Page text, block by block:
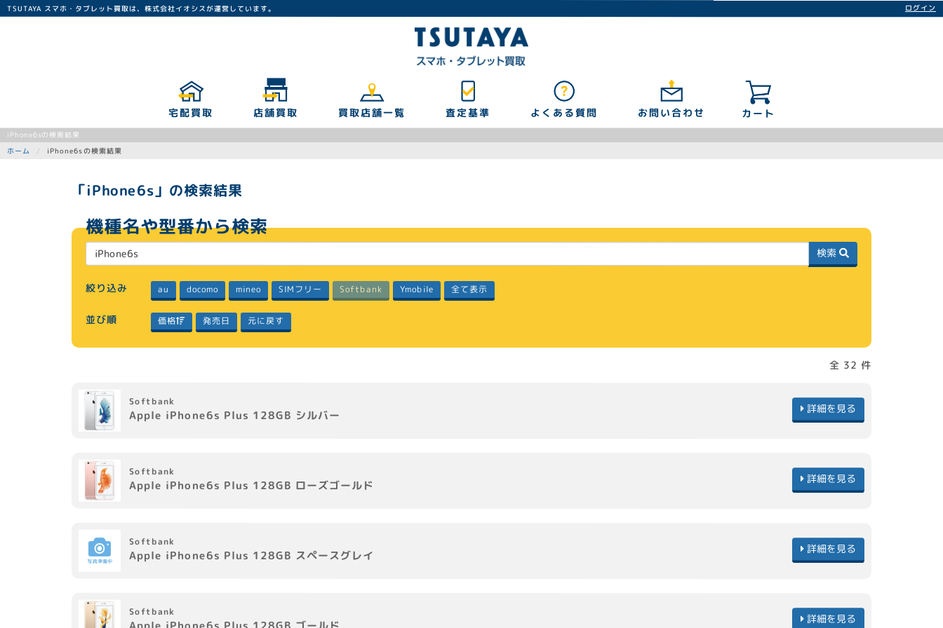
TSUTAYA スマホ・タブレット買取は、株式会社イオシスが運営しています。
カート
宅配買取 店舗買取 買取店舗一覧 査定基準 よくある質問 お問い合わせ
ログイン
iPhone6sの検索結果
ホーム iPhone6sの検索結果
「iPhone6s」の検索結果
機種名や型番から検索
検索
絞り込み au docomo mineo SIMフリー Softbank Ymobile 全て表示
並び順 価格 発売日 元に戻す
全 32 件
Softbank
Apple iPhone6s Plus 128GB シルバー 詳細を見る
Softbank
Apple iPhone6s Plus 128GB ローズゴールド 詳細を見る
Softbank
Apple iPhone6s Plus 128GB スペースグレイ 詳細を見る
Softbank
詳細を見る